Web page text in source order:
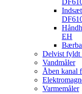
EH
Delvist fyldt
Vandmåler
Åben kanal
Varmemåler